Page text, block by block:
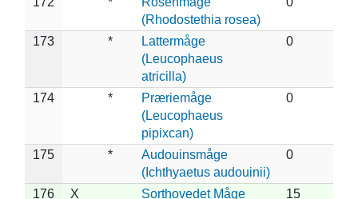
(Rhodostethia rosea)
173 *
Lattermåge
(Leucophaeus
atricilla)
0
174 *
Præriemåge
(Leucophaeus
pipixcan)
0
175 *
Audouinsmåge
(Ichthyaetus audouinii)
0
176 X
Sorthovedet Måge
15